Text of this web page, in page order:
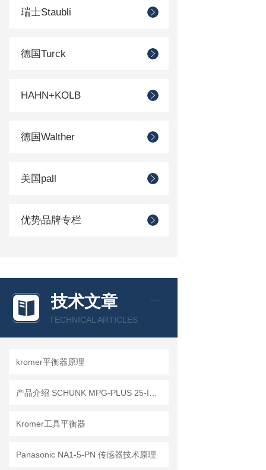
瑞士Staubli
德国Turck
HAHN+KOLB
德国Walther
美国pall
优势品牌专栏
技术文章
TECHNICAL ARTICLES
kromer平衡器原理
Kromer工具平衡器
Panasonic NA1-5-PN 传感器技术原理